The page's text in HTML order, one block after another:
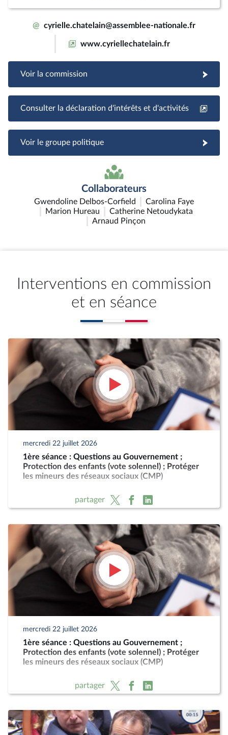
@ cyrielle.chatelain@assemblee-nationale.fr
www.cyriellechatelain.fr
Voir la commission
Consulter la déclaration d'intérêts et d'activités
Voir le groupe politique
Collaborateurs
Gwendoline Delbos-Corfield
Carolina Faye
Marion Hureau
Catherine Netoudykata
Arnaud Pinçon
Interventions en commission
et en séance
mercredi 22 juillet 2026
1ère séance : Questions au Gouvernement ;
Protection des enfants (vote solennel) ; Protéger
les mineurs des réseaux sociaux (CMP)
partager
mercredi 22 juillet 2026
1ère séance : Questions au Gouvernement ;
Protection des enfants (vote solennel) ; Protéger
les mineurs des réseaux sociaux (CMP)
partager